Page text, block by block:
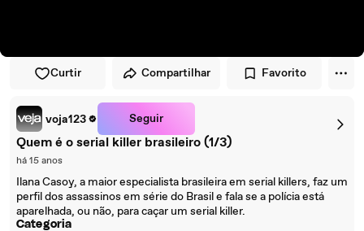
Curtir Compartilhar Favorito
voja123 Seguir
Quem é o serial killer brasileiro (1/3)
há 15 anos
Ilana Casoy, a maior especialista brasileira em serial killers, faz um
perfil dos assassinos em série do Brasil e fala se a polícia está
aparelhada, ou não, para caçar um serial killer.
Categoria